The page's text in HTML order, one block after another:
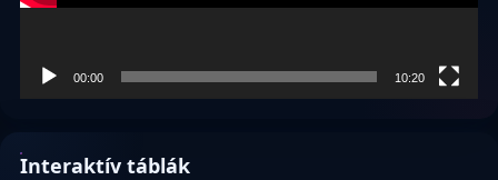
00:00 10:20
Interaktív táblák